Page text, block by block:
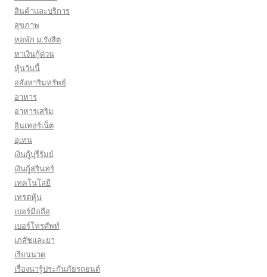
สินค้าและบริการ
สุขภาพ
หอพัก ม.รังสิต
หาเงินกู้ด่วน
หุ้นวันนี้
อสังหาริมทรัพย์
อาหาร
อาหารเสริม
อินเทอร์เน็ต
อุเทน
เงินกู้บุรีรัมย์
เงินกู้สุรินทร์
เทคโนโลยี
เทรดหุ้น
เบอร์มือถือ
เบอร์โทรศัพท์
เภสัชและยา
เรียนนวด
เรื่องน่ารู้ประกันภัยรถยนต์